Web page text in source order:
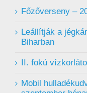
Főzőverseny –
Leállítják a
Biharban
II. fokú
Mobil